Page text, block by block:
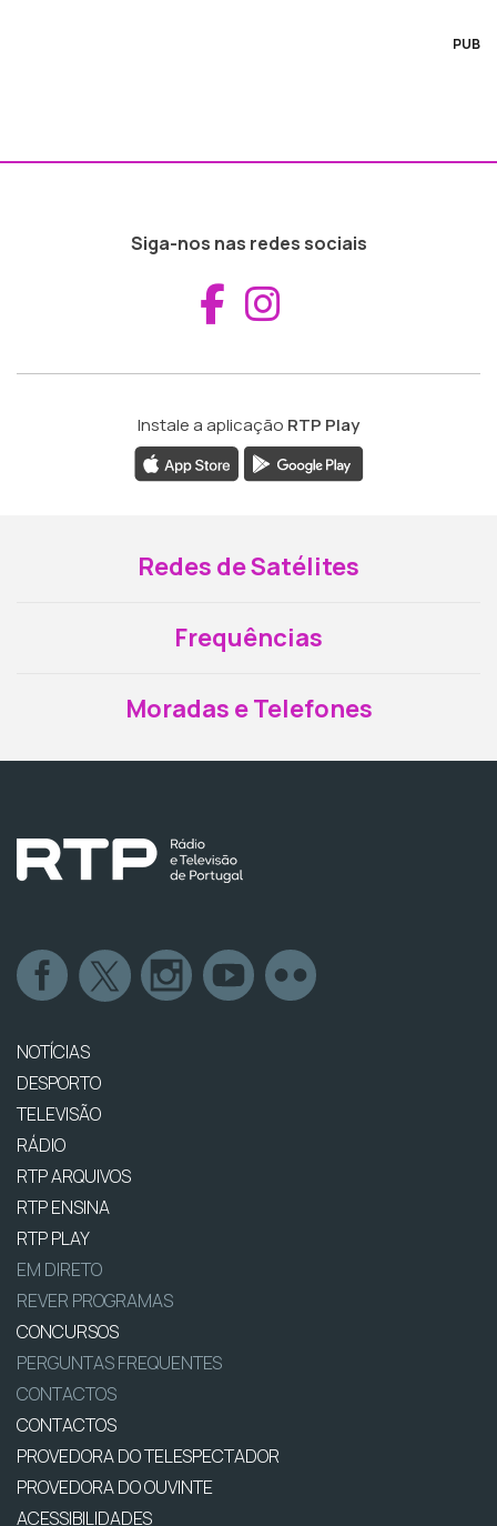
PUB
Siga-nos nas redes sociais
Aceder ao
Instale a aplicação RTP Play
Redes de Satélites
Frequências
Moradas e Telefones
NOTÍCIAS
DESPORTO
TELEVISÃO
RÁDIO
RTP ARQUIVOS
RTP ENSINA
RTP PLAY
EM DIRETO
REVER PROGRAMAS
CONCURSOS
PERGUNTAS FREQUENTES
CONTACTOS
CONTACTOS
PROVEDORA DO TELESPECTADOR
PROVEDORA DO OUVINTE
ACESSIBILIDADES